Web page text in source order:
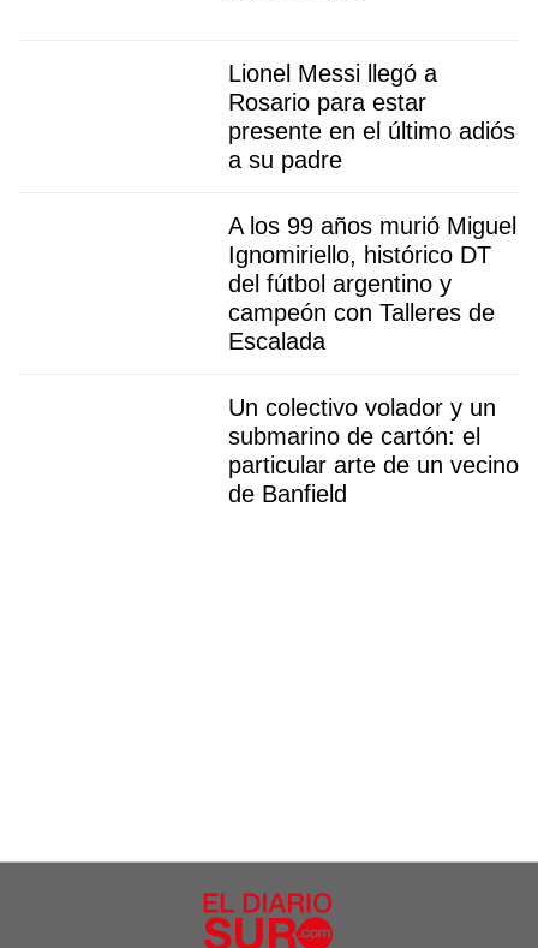
Lionel Messi llegó a
Rosario para estar
presente en el último adiós
a su padre
A los 99 años murió Miguel
Ignomiriello, histórico DT
del fútbol argentino y
campeón con Talleres de
Escalada
Un colectivo volador y un
submarino de cartón: el
particular arte de un vecino
de Banfield